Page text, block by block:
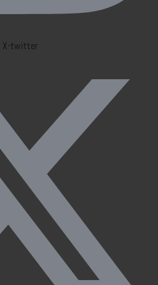
X-twitter